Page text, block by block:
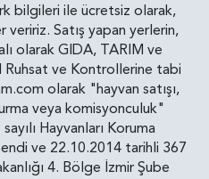
bilgileri ile ücretsiz olarak,
veririz. Satış yapan yerlerin,
olarak GIDA, TARIM ve
Ruhsat ve Kontrollerine tabi
olarak "hayvan satışı,
veya komisyonculuk"
Hayvanları Koruma
ve 22.10.2014 tarihli 367
4. Bölge İzmir Şube